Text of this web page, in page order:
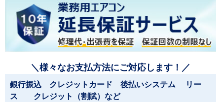
＼様々なお支払方法にご対応します！／
銀行振込 クレジットカード 後払いシステム リー
ス クレジット（割賦）など